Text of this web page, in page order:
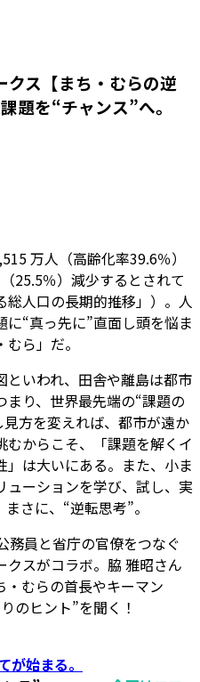
ス【まち・むらの逆
題を“チャンス”へ。
万人（高齢化率39.6％）
25.5％）減少するとされて
総人口の長期的推移」）。人
“真っ先に”直面し頭を悩ま
ら」だ。
いわれ、田舎や離島は都市
り、世界最先端の“課題の
方を変えれば、都市が遠か
からこそ、「課題を解くイ
は大いにある。また、小ま
ューションを学び、試し、実
さに、“逆転思考”。
務員と省庁の官僚をつなぐ
クスがコラボ。脇 雅昭さん
・むらの首長やキーマン
のヒント”を聞く！
が始まる。